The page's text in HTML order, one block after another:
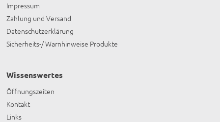
Impressum
Zahlung und Versand
Datenschutzerklärung
Sicherheits-/ Warnhinweise Produkte
Wissenswertes
Öffnungszeiten
Kontakt
Links